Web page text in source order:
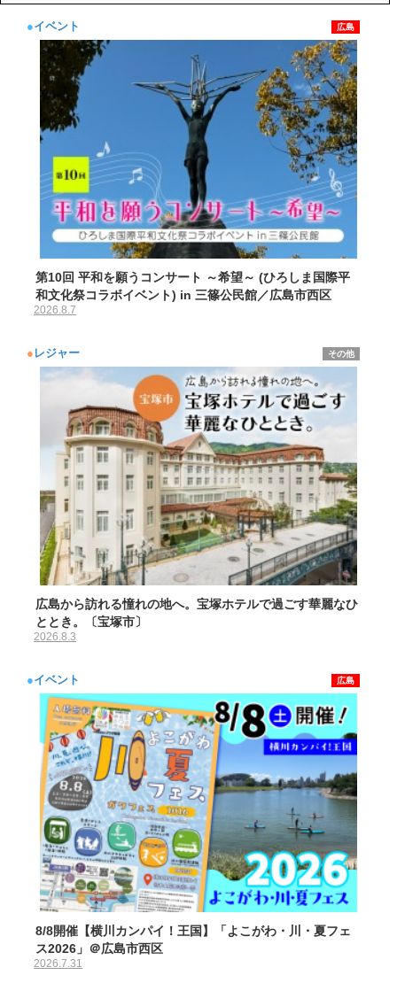
●イベント 広島
第10回 平和を願うコンサート ～希望～ (ひろしま国際平
和文化祭コラボイベント) in 三篠公民館／広島市西区
2026.8.7
● レジャー その他
広島から訪れる憧れの地へ。宝塚ホテルで過ごす華麗なひ
ととき。〔宝塚市〕
2026.8.3
●イベント 広島
8/8開催【横川カンパイ！王国】「よこがわ・川・夏フェ
ス2026」＠広島市西区
2026.7.31